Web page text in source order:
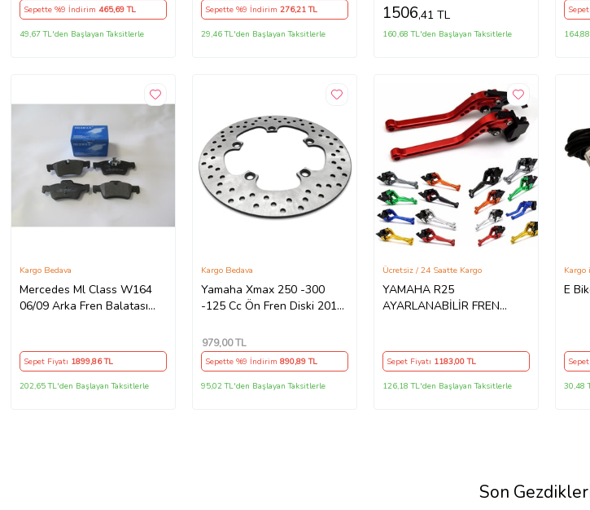
Sepette %9 İndirim 465,69 TL
49,67 TL'den Başlayan Taksitlerle
Sepette %9 İndirim 276,21 TL
29,46 TL'den Başlayan Taksitlerle
1506,41 TL
160,68 TL'den Başlayan Taksitlerle
Mercedes Ml Class W164
06/09 Arka Fren Balatası
Kargo Bedava
Sepet Fiyatı 1899,86 TL
202,65 TL'den Başlayan Taksitlerle
Yamaha Xmax 250 -300
-125 Cc Ön Fren Diski 2018-
Kargo Bedava
979,00 TL
Sepette %9 İndirim 890,89 TL
95,02 TL'den Başlayan Taksitlerle
YAMAHA R25
AYARLANABİLİR FREN
Ücretsiz / 24 Saatte Kargo
Sepet Fiyatı 1183,00 TL
126,18 TL'den Başlayan Taksitlerle
E
Kargo
30,48
Son